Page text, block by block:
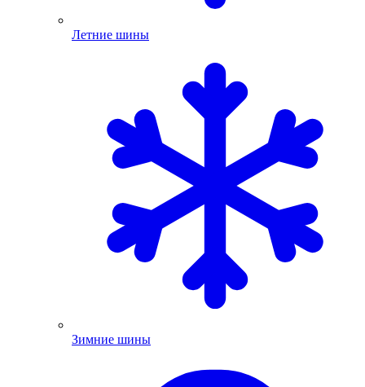
Летние шины
Зимние шины